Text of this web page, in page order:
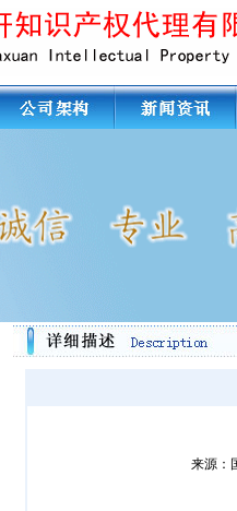
来源：国家知识产